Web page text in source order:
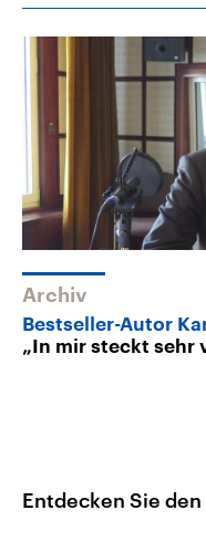
Archiv
Bestseller-Autor
„In mir steckt sehr
Entdecken Sie